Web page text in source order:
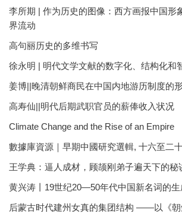
李所期 | 作为历史的图像：西方画报中国形
界流动
高句丽历史的多维书写
徐永明 | 明代文学文献的数字化、结构化和
姜博||晚清朝鲜商民在中国内地游历制度的
高寿仙||明代后期武职官员的薪俸收入状况
Climate Change and the Rise of an Empire
數據庫資源｜早期中國研究選輯, 十六至二
王学典：逼人成材，顾颉刚弟子遍天下的秘
黄兴涛丨19世纪20—50年代中国新名词的生
后蒙古时代建州女真的集团结构 ——以《朝